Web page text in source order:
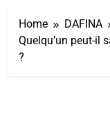
Home
DAFINA
Quelqu’un peut-il
?